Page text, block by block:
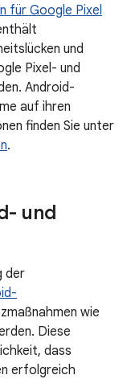
für Google Pixel
und
Pixel- und
Android-
auf ihren
finden Sie unter
.
und
der
wie
Diese
dass
erfolgreich